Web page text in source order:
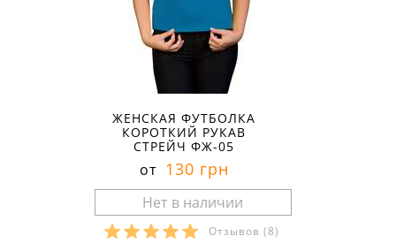
ЖЕНСКАЯ ФУТБОЛКА
КОРОТКИЙ РУКАВ
СТРЕЙЧ ФЖ-05
от 130 грн
Отзывов (8)